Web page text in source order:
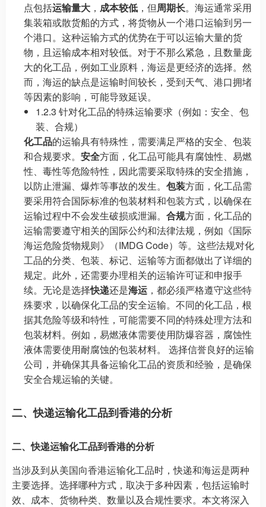
点包括运输量大 ， 成本较低 ，但周期长。海运通常采用
集装箱或散货船的方式，将货物从一个港口运输到另一
个港口。这种运输方式的优势在于可以运输大量的货
物，且运输成本相对较低。对于不那么紧急，且数量庞
大的化工品，例如工业原料，海运是更经济的选择。然
而，海运的缺点是运输时间较长，受到天气、港口拥堵
等因素的影响，可能导致延误。
1.2.3 针对化工品的特殊运输要求（例如：安全、包
装、合规）
化工品的运输具有特殊性，需要满足严格的安全、包装
和合规要求。 安全方面，化工品可能具有腐蚀性、易燃
性、毒性等危险特性，因此需要采取特殊的安全措施，
以防止泄漏、爆炸等事故的发生。 包装方面，化工品需
要采用符合国际标准的包装材料和包装方式，以确保在
运输过程中不会发生破损或泄漏。 合规方面，化工品的
运输需要遵守相关的国际公约和法律法规，例如《国际
海运危险货物规则》（IMDG Code）等。这些法规对化
工品的分类、包装、标记、运输等方面都做出了详细的
规定。此外，还需要办理相关的运输许可证和申报手
续。无论是选择快递还是海运 ，都必须严格遵守这些特
殊要求，以确保化工品的安全运输。不同的化工品，根
据其危险等级和特性，可能需要不同的特殊处理方法和
包装材料。例如，易燃液体需要使用防爆容器，腐蚀性
液体需要使用耐腐蚀的包装材料。 选择信誉良好的运输
公司，并确保其具备运输化工品的资质和经验，是确保
安全合规运输的关键。
二、快递运输化工品到香港的分析
二、快递运输化工品到香港的分析
当涉及到从美国向香港运输化工品时，快递和海运是两种
主要选择。选择哪种方式，取决于多种因素，包括运输时
效、成本、货物种类、数量以及合规性要求。本文将深入